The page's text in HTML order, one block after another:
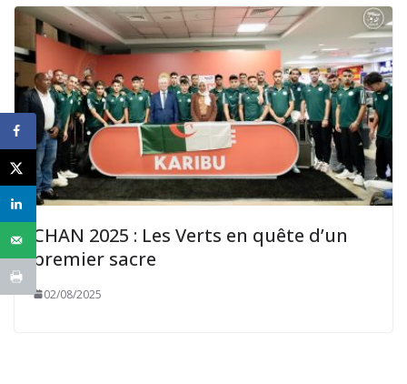
CHAN 2025 : Les Verts en quête d’un
premier sacre
02/08/2025